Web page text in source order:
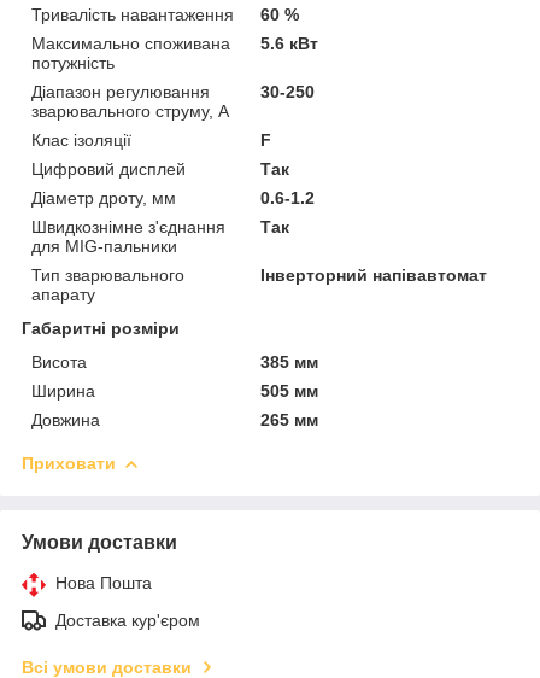
Тривалість навантаження
60 %
Максимально споживана
потужність
5.6 кВт
Діапазон регулювання
зварювального струму, А
30-250
Клас ізоляції
F
Цифровий дисплей
Так
Діаметр дроту, мм
0.6-1.2
Швидкознімне з'єднання
для MIG-пальники
Так
Тип зварювального
апарату
Інверторний напівавтомат
Габаритні розміри
Висота
385 мм
Ширина
505 мм
Довжина
265 мм
Приховати
Умови доставки
Нова Пошта
Доставка кур'єром
Всі умови доставки